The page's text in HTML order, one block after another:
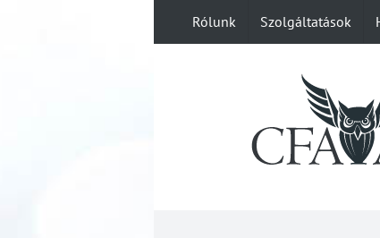
Rólunk Szolgáltatások